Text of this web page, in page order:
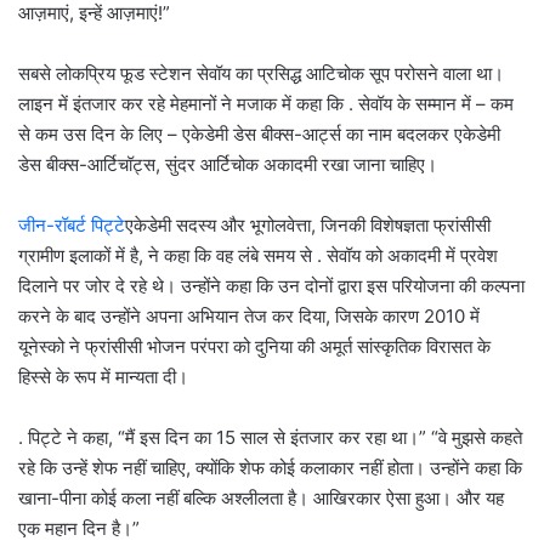
आज़माएं, इन्हें आज़माएं!”
सबसे लोकप्रिय फूड स्टेशन सेवॉय का प्रसिद्ध आटिचोक सूप परोसने वाला था।
लाइन में इंतजार कर रहे मेहमानों ने मजाक में कहा कि . सेवॉय के सम्मान में – कम
से कम उस दिन के लिए – एकेडेमी डेस बीक्स-आर्ट्स का नाम बदलकर एकेडेमी
डेस बीक्स-आर्टिचॉट्स, सुंदर आर्टिचोक अकादमी रखा जाना चाहिए।
जीन-रॉबर्ट पिट्टेएकेडेमी सदस्य और भूगोलवेत्ता, जिनकी विशेषज्ञता फ्रांसीसी
ग्रामीण इलाकों में है, ने कहा कि वह लंबे समय से . सेवॉय को अकादमी में प्रवेश
दिलाने पर जोर दे रहे थे। उन्होंने कहा कि उन दोनों द्वारा इस परियोजना की कल्पना
करने के बाद उन्होंने अपना अभियान तेज कर दिया, जिसके कारण 2010 में
यूनेस्को ने फ्रांसीसी भोजन परंपरा को दुनिया की अमूर्त सांस्कृतिक विरासत के
हिस्से के रूप में मान्यता दी।
. पिट्टे ने कहा, “मैं इस दिन का 15 साल से इंतजार कर रहा था।” “वे मुझसे कहते
रहे कि उन्हें शेफ नहीं चाहिए, क्योंकि शेफ कोई कलाकार नहीं होता। उन्होंने कहा कि
खाना-पीना कोई कला नहीं बल्कि अश्लीलता है। आखिरकार ऐसा हुआ। और यह
एक महान दिन है।”